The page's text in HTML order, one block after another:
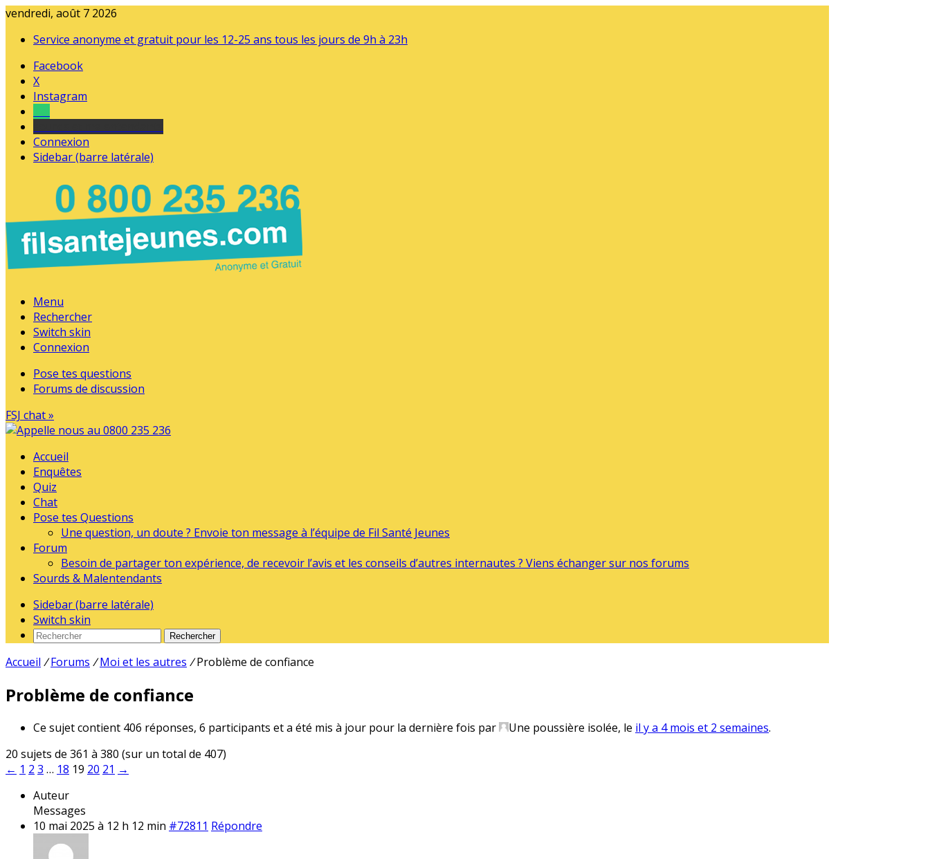
vendredi, août 7 2026
Service anonyme et gratuit pour les 12-25 ans tous les jours de 9h à 23h
Facebook
X
Instagram
Connexion
Sidebar (barre latérale)
Menu
Rechercher
Switch skin
Connexion
Pose tes questions
Forums de discussion
FSJ chat »
Accueil
Enquêtes
Quiz
Chat
Pose tes Questions
Une question, un doute ? Envoie ton message à l’équipe de Fil Santé Jeunes
Forum
Besoin de partager ton expérience, de recevoir l’avis et les conseils d’autres internautes ? Viens échanger sur nos forums
Sourds & Malentendants
Sidebar (barre latérale)
Switch skin
Rechercher
Accueil / Forums / Moi et les autres / Problème de confiance
Problème de confiance
Ce sujet contient 406 réponses, 6 participants et a été mis à jour pour la dernière fois par Une poussière isolée, le il y a 4 mois et 2 semaines.
20 sujets de 361 à 380 (sur un total de 407)
← 1 2 3 … 18 19 20 21 →
Auteur
Messages
10 mai 2025 à 12 h 12 min #72811 Répondre